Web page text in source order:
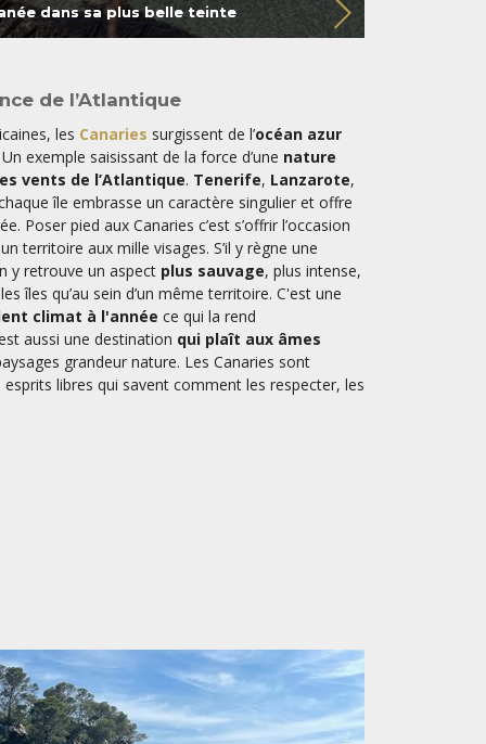
dans sa plus belle teinte
de l’Atlantique
les Canaries surgissent de l’océan azur
exemple saisissant de la force d’une nature
vents de l’Atlantique. Tenerife, Lanzarote,
île embrasse un caractère singulier et offre
Poser pied aux Canaries c’est s’offrir l’occasion
territoire aux mille visages. S’il y règne une
y retrouve un aspect plus sauvage, plus intense,
îles qu’au sein d’un même territoire. C'est une
climat à l'année ce qui la rend
aussi une destination qui plaît aux âmes
grandeur nature. Les Canaries sont
libres qui savent comment les respecter, les